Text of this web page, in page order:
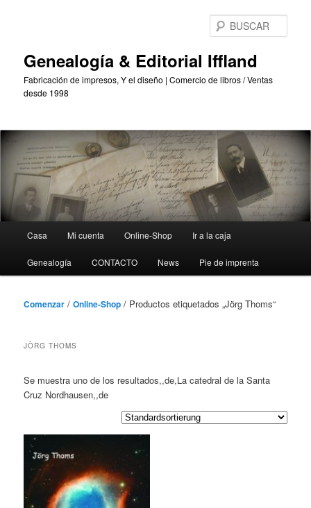
Genealogía & Editorial Iffland
Fabricación de impresos, Y el diseño | Comercio de libros / Ventas
desde 1998
Casa Mi cuenta Online-Shop Ir a la caja
Genealogía CONTACTO News Pie de imprenta
Comenzar /Online-Shop / Productos etiquetados „Jörg Thoms“
JÖRG THOMS
Se muestra uno de los resultados,,de,La catedral de la Santa
Cruz Nordhausen,,de